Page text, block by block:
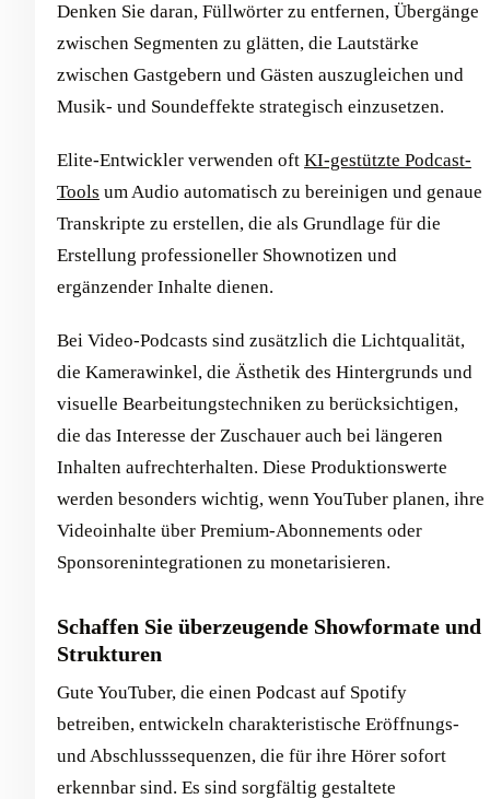
Denken Sie daran, Füllwörter zu entfernen, Übergänge
zwischen Segmenten zu glätten, die Lautstärke
zwischen Gastgebern und Gästen auszugleichen und
Musik- und Soundeffekte strategisch einzusetzen.
Elite-Entwickler verwenden oft KI-gestützte Podcast-
Tools um Audio automatisch zu bereinigen und genaue
Transkripte zu erstellen, die als Grundlage für die
Erstellung professioneller Shownotizen und
ergänzender Inhalte dienen.
Bei Video-Podcasts sind zusätzlich die Lichtqualität,
die Kamerawinkel, die Ästhetik des Hintergrunds und
visuelle Bearbeitungstechniken zu berücksichtigen,
die das Interesse der Zuschauer auch bei längeren
Inhalten aufrechterhalten. Diese Produktionswerte
werden besonders wichtig, wenn YouTuber planen, ihre
Videoinhalte über Premium-Abonnements oder
Sponsorenintegrationen zu monetarisieren.
Schaffen Sie überzeugende Showformate und
Strukturen
Gute YouTuber, die einen Podcast auf Spotify
betreiben, entwickeln charakteristische Eröffnungs-
und Abschlusssequenzen, die für ihre Hörer sofort
erkennbar sind. Es sind sorgfältig gestaltete